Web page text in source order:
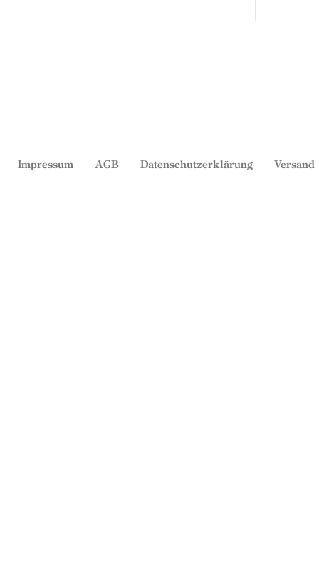
Impressum AGB Datenschutzerklärung Versand